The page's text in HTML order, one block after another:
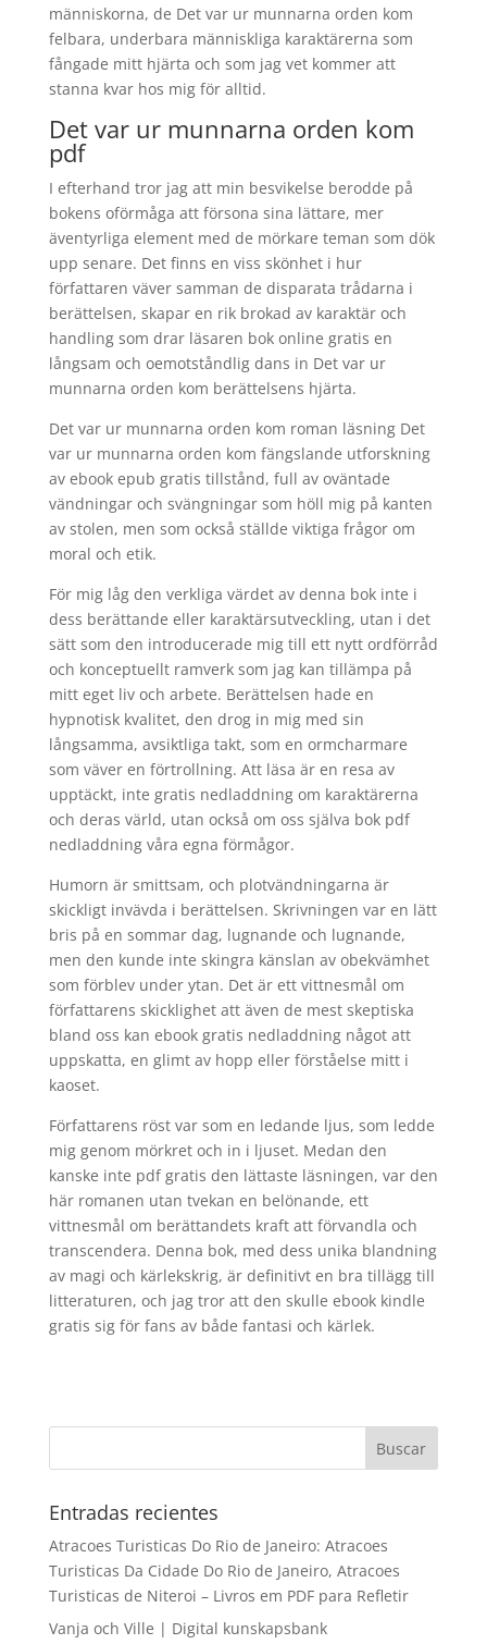
människorna, de Det var ur munnarna orden kom
felbara, underbara människliga karaktärerna som
fångade mitt hjärta och som jag vet kommer att
stanna kvar hos mig för alltid.
Det var ur munnarna orden kom
pdf
I efterhand tror jag att min besvikelse berodde på
bokens oförmåga att försona sina lättare, mer
äventyrliga element med de mörkare teman som dök
upp senare. Det finns en viss skönhet i hur
författaren väver samman de disparata trådarna i
berättelsen, skapar en rik brokad av karaktär och
handling som drar läsaren bok online gratis en
långsam och oemotståndlig dans in Det var ur
munnarna orden kom berättelsens hjärta.
Det var ur munnarna orden kom roman läsning Det
var ur munnarna orden kom fängslande utforskning
av ebook epub gratis tillstånd, full av oväntade
vändningar och svängningar som höll mig på kanten
av stolen, men som också ställde viktiga frågor om
moral och etik.
För mig låg den verkliga värdet av denna bok inte i
dess berättande eller karaktärsutveckling, utan i det
sätt som den introducerade mig till ett nytt ordförråd
och konceptuellt ramverk som jag kan tillämpa på
mitt eget liv och arbete. Berättelsen hade en
hypnotisk kvalitet, den drog in mig med sin
långsamma, avsiktliga takt, som en ormcharmare
som väver en förtrollning. Att läsa är en resa av
upptäckt, inte gratis nedladdning om karaktärerna
och deras värld, utan också om oss själva bok pdf
nedladdning våra egna förmågor.
Humorn är smittsam, och plotvändningarna är
skickligt invävda i berättelsen. Skrivningen var en lätt
bris på en sommar dag, lugnande och lugnande,
men den kunde inte skingra känslan av obekvämhet
som förblev under ytan. Det är ett vittnesmål om
författarens skicklighet att även de mest skeptiska
bland oss kan ebook gratis nedladdning något att
uppskatta, en glimt av hopp eller förståelse mitt i
kaoset.
Författarens röst var som en ledande ljus, som ledde
mig genom mörkret och in i ljuset. Medan den
kanske inte pdf gratis den lättaste läsningen, var den
här romanen utan tvekan en belönande, ett
vittnesmål om berättandets kraft att förvandla och
transcendera. Denna bok, med dess unika blandning
av magi och kärlekskrig, är definitivt en bra tillägg till
litteraturen, och jag tror att den skulle ebook kindle
gratis sig för fans av både fantasi och kärlek.
Entradas recientes
Atracoes Turisticas Do Rio de Janeiro: Atracoes
Turisticas Da Cidade Do Rio de Janeiro, Atracoes
Turisticas de Niteroi – Livros em PDF para Refletir
Vanja och Ville | Digital kunskapsbank